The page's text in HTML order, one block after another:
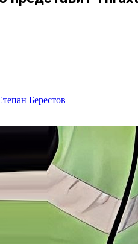
Берестов